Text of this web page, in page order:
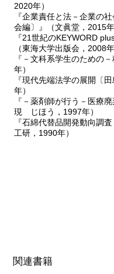
2020年）
『企業責任と法－企業の
会編〕』（文眞堂，2015年
『21世紀のKEYWORD
（東海大学出版会，2008年
『－文科系学生のための
年）
『現代先端法学の展開〔
年）
『－薬剤師が行う－医療
現 じほう，1997年）
『石綿代替品開発動向調
工研，1990年）
関連書籍